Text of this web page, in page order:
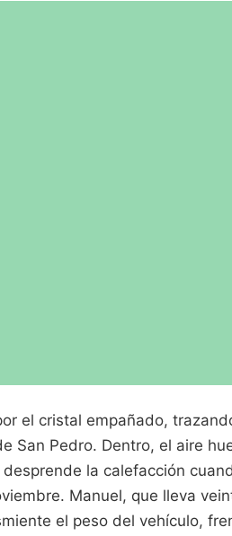
el cristal empañado,
San Pedro. Dentro, el aire
la calefacción
Manuel, que lleva
el peso del vehículo,